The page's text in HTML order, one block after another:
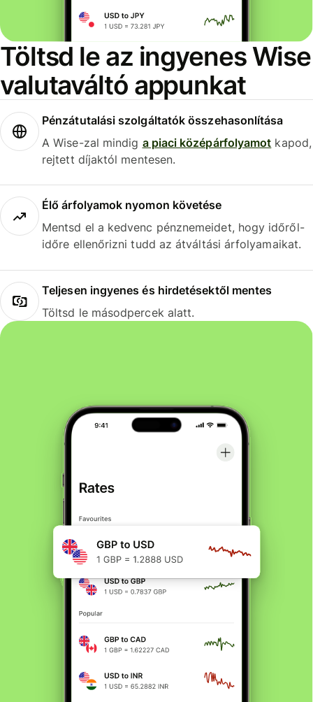
Töltsd le az ingyenes Wise
valutaváltó appunkat
Pénzátutalási szolgáltatók összehasonlítása
A Wise-zal mindig a piaci középárfolyamot kapod,
rejtett díjaktól mentesen.
Élő árfolyamok nyomon követése
Mentsd el a kedvenc pénznemeidet, hogy időről-
időre ellenőrizni tudd az átváltási árfolyamaikat.
Teljesen ingyenes és hirdetésektől mentes
Töltsd le másodpercek alatt.